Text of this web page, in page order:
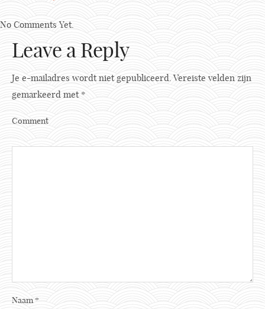
No Comments Yet.
Leave a Reply
Je e-mailadres wordt niet gepubliceerd. Vereiste velden zijn
gemarkeerd met *
Comment
Naam*